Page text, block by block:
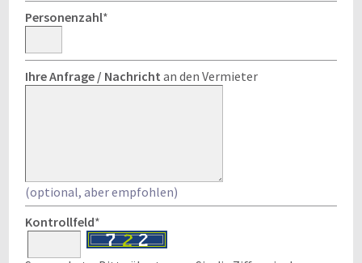
Personenzahl*
Ihre Anfrage / Nachricht an den Vermieter
(optional, aber empfohlen)
Kontrollfeld*